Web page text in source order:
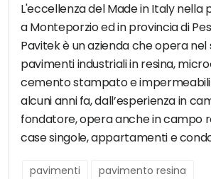
L'eccellenza del Made in Italy nella
a Monteporzio ed in provincia di
Pavitek è un azienda che opera
pavimenti industriali in resina,
cemento stampato e
alcuni anni fa, dall’esperienza in
fondatore, opera anche in campo
case singole, appartamenti e
pavimenti pavimento resina